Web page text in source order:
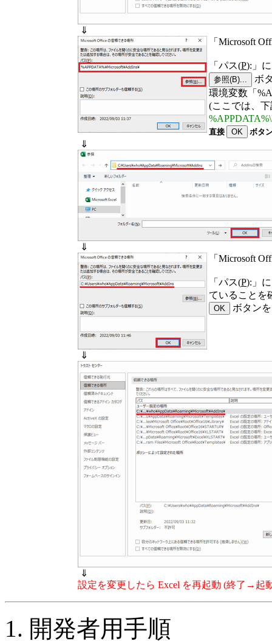
⇓
「Microsoft
「パス(P):」
ボ
環境変数「
(ここでは、
直接 ボタ
⇓
⇓
「Microsoft
「パス(P):」
ていることを
ボタン
⇓
⇓
設定を変更したら Excel を再起動 (終了→起
1. 開発者用手順